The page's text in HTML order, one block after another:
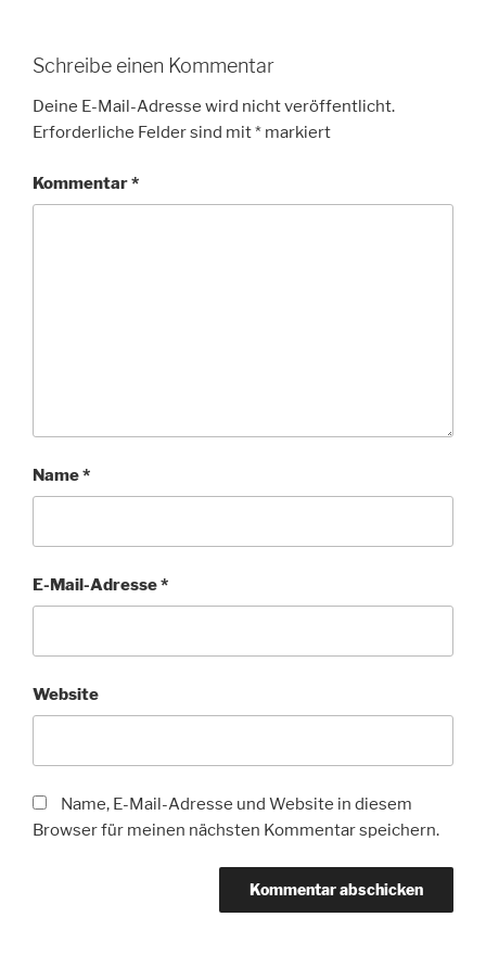
Schreibe einen Kommentar
Deine E-Mail-Adresse wird nicht veröffentlicht.
Erforderliche Felder sind mit* markiert
Kommentar*
Name*
E-Mail-Adresse*
Website
Name, E-Mail-Adresse und Website in diesem
Browser für meinen nächsten Kommentar speichern.